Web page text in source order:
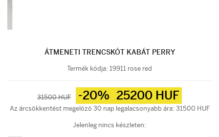
ÁTMENETI TRENCSKÓT KABÁT PERRY
Termék kódja: 19911 rose red
31500 HUF -20% 25200 HUF
Az árcsökkentést megelözö 30 nap legalacsonyabb ára: 31500 HUF
Jelenleg nincs készleten: